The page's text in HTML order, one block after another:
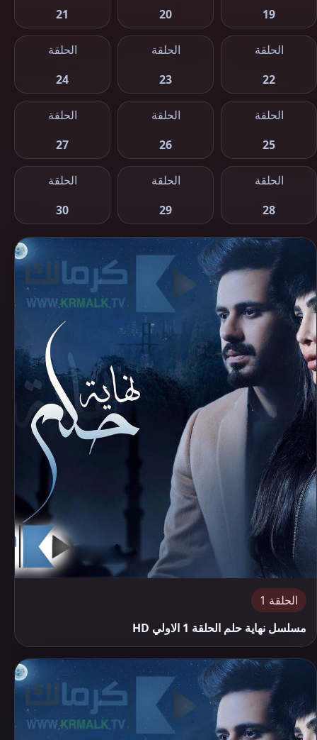
19
20
21
الحلقة
22
الحلقة
23
الحلقة
24
الحلقة
25
الحلقة
26
الحلقة
27
الحلقة
28
الحلقة
29
الحلقة
30
الحلقة 1
مسلسل نهاية حلم الحلقة 1 الاولي HD